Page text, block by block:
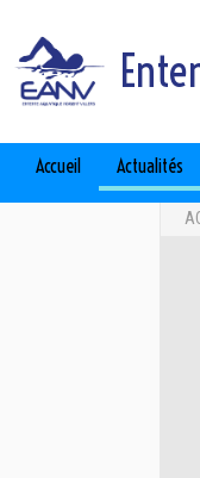
Accueil Actualités